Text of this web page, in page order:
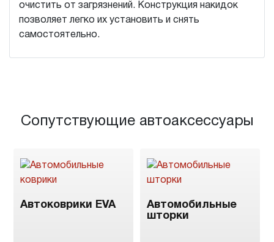
очистить от загрязнений. Конструкция накидок
позволяет легко их установить и снять
самостоятельно.
Сопутствующие автоаксессуары
Автоковрики EVA
Автомобильные
шторки